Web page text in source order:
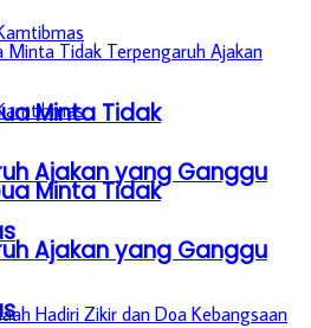
Minta Tidak
Ajakan yang Ganggu
Minta Tidak
Ajakan yang Ganggu